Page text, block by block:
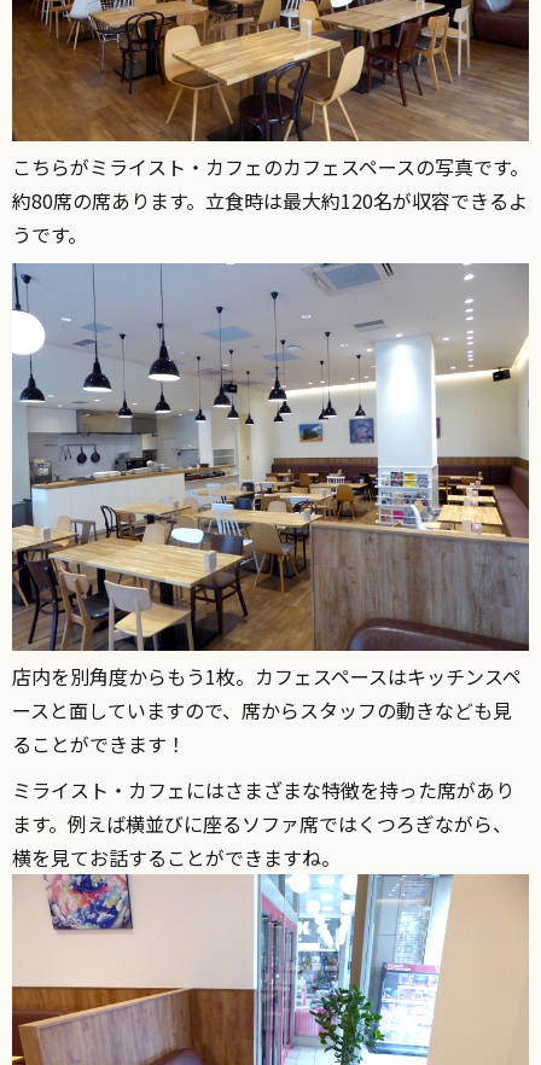
こちらがミライスト・カフェのカフェスペースの写真です。
約80席の席あります。立食時は最大約120名が収容できるよ
うです。
店内を別角度からもう1枚。カフェスペースはキッチンスペ
ースと面していますので、席からスタッフの動きなども見
ることができます！
ミライスト・カフェにはさまざまな特徴を持った席があり
ます。例えば横並びに座るソファ席ではくつろぎながら、
横を見てお話することができますね。